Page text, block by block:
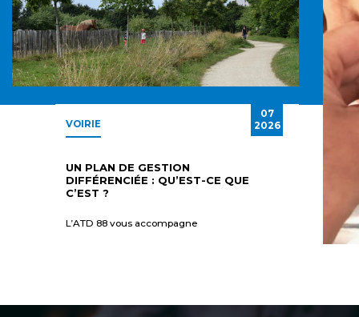
07
2026
VOIRIE
UN PLAN DE GESTION
DIFFÉRENCIÉE : QU’EST-CE QUE
C’EST ?
L’ATD 88 vous accompagne